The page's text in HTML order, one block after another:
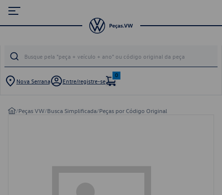
Nova Serrana Entre/registre-se
0
/Peças VW/Busca Simplificada/Peças por Código Original